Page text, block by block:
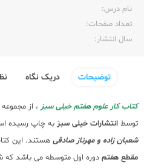
نام درس:
تعداد صفحات:‌
سال انتشار:‌
توضیحات دریک نگاه
کتاب کار علوم هفتم خیلی سبز، از
توسط انتشارات خیلی سبز به چاپ رسیده
شعبان زاده و مهرناز صادقی هستند. این
مقطع هفتم دوره اول متوسطه می باشد که